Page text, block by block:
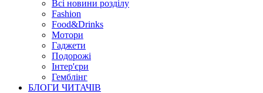
Всі новини розділу
Fashion
Food&Drinks
Мотори
Гаджети
Подорожі
Інтер'єри
Гемблінг
БЛОГИ ЧИТАЧІВ